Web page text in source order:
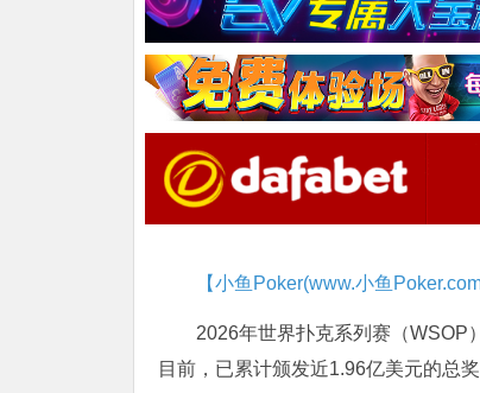
【小鱼Poker(www.小鱼
2026年世界扑克系列赛（WSOP
目前，已累计颁发近1.96亿美元的总